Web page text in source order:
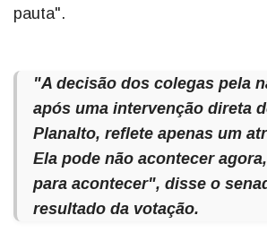
pauta".
"A decisão dos colegas pela
após uma intervenção direta
Planalto, reflete apenas um
Ela pode não acontecer
para acontecer", disse o
resultado da votação.